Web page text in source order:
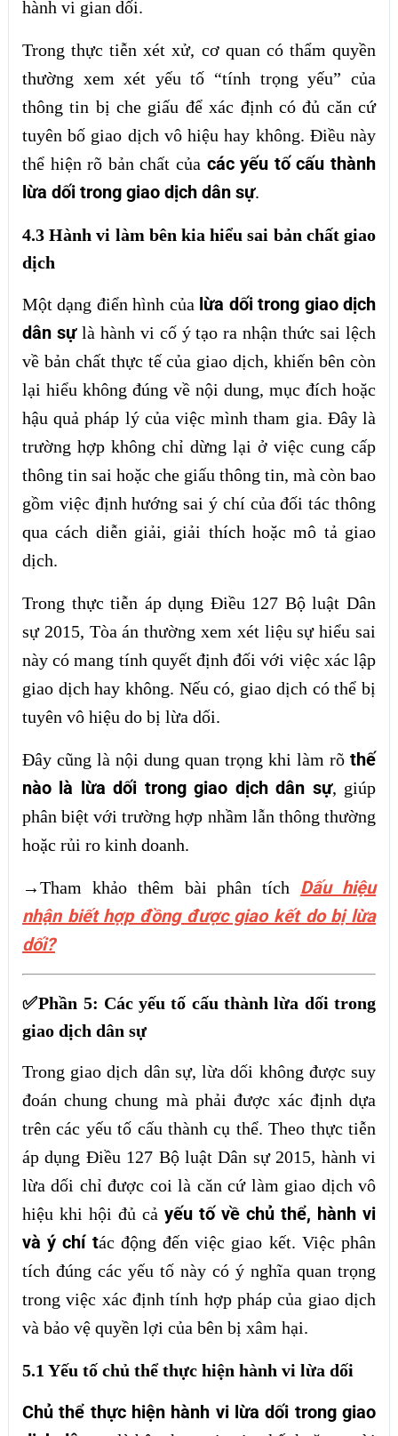
hành vi gian dối.
Trong thực tiễn xét xử, cơ quan có thẩm quyền
thường xem xét yếu tố “tính trọng yếu” của
thông tin bị che giấu để xác định có đủ căn cứ
tuyên bố giao dịch vô hiệu hay không. Điều này
thể hiện rõ bản chất của các yếu tố cấu thành
lừa dối trong giao dịch dân sự.
4.3 Hành vi làm bên kia hiểu sai bản chất giao
dịch
Một dạng điển hình của lừa dối trong giao dịch
dân sựlà hành vi cố ý tạo ra nhận thức sai lệch
về bản chất thực tế của giao dịch, khiến bên còn
lại hiểu không đúng về nội dung, mục đích hoặc
hậu quả pháp lý của việc mình tham gia. Đây là
trường hợp không chỉ dừng lại ở việc cung cấp
thông tin sai hoặc che giấu thông tin, mà còn bao
gồm việc định hướng sai ý chí của đối tác thông
qua cách diễn giải, giải thích hoặc mô tả giao
dịch.
Trong thực tiễn áp dụng Điều 127 Bộ luật Dân
sự 2015, Tòa án thường xem xét liệu sự hiểu sai
này có mang tính quyết định đối với việc xác lập
giao dịch hay không. Nếu có, giao dịch có thể bị
tuyên vô hiệu do bị lừa dối.
Đây cũng là nội dung quan trọng khi làm rõthế
nào là lừa dối trong giao dịch dân sự, giúp
phân biệt với trường hợp nhầm lẫn thông thường
hoặc rủi ro kinh doanh.
→Tham khảo thêm bài phân tích Dấu hiệu
nhận biết hợp đồng được giao kết do bị lừa
dối?
✅Phần 5: Các yếu tố cấu thành lừa dối trong
giao dịch dân sự
Trong giao dịch dân sự, lừa dối không được suy
đoán chung chung mà phải được xác định dựa
trên các yếu tố cấu thành cụ thể. Theo thực tiễn
áp dụng Điều 127 Bộ luật Dân sự 2015, hành vi
lừa dối chỉ được coi là căn cứ làm giao dịch vô
hiệu khi hội đủ cả yếu tố về chủ thể, hành vi
và ý chí tác động đến việc giao kết. Việc phân
tích đúng các yếu tố này có ý nghĩa quan trọng
trong việc xác định tính hợp pháp của giao dịch
và bảo vệ quyền lợi của bên bị xâm hại.
5.1 Yếu tố chủ thể thực hiện hành vi lừa dối
Chủ thể thực hiện hành vi lừa dối trong giao